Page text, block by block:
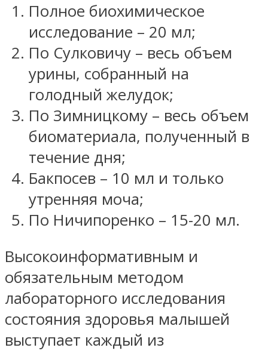
Полное биохимическое
исследование – 20 мл;
По Сулковичу – весь объем
урины, собранный на
голодный желудок;
По Зимницкому – весь объем
биоматериала, полученный в
течение дня;
Бакпосев – 10 мл и только
утренняя моча;
По Ничипоренко – 15-20 мл.
Высокоинформативным и
обязательным методом
лабораторного исследования
состояния здоровья малышей
выступает каждый из